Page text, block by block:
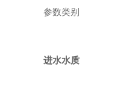
参数类别
进水水质